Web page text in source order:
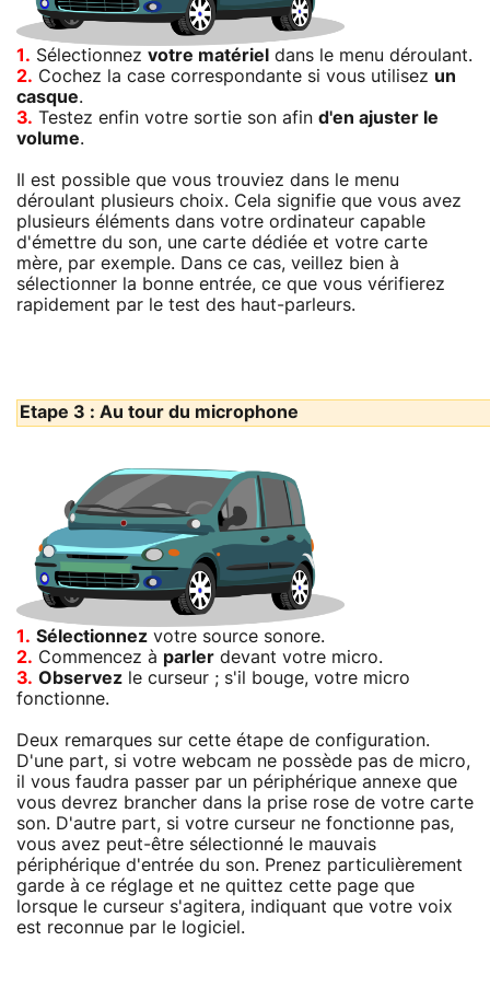
1. Sélectionnez votre matériel
dans le menu déroulant.
2. Cochez la case correspondante si vous utilisez un
casque.
3. Testez enfin votre sortie son afin d'en ajuster le
volume.
Il est possible que vous trouviez dans le menu
déroulant plusieurs choix. Cela signifie que vous avez
plusieurs éléments dans votre ordinateur capable
d'émettre du son, une carte dédiée et votre carte
mère, par exemple. Dans ce cas, veillez bien à
sélectionner la bonne entrée, ce que vous vérifierez
rapidement par le test des haut-parleurs.
Etape 3 : Au tour du microphone
1. Sélectionnez votre source sonore.
2. Commencez à parler devant votre micro.
3. Observez le curseur ; s'il bouge, votre micro
fonctionne.
Deux remarques sur cette étape de configuration.
D'une part, si votre webcam ne possède pas de micro,
il vous faudra passer par un périphérique annexe que
vous devrez brancher dans la prise rose de votre carte
son. D'autre part, si votre curseur ne fonctionne pas,
vous avez peut-être sélectionné le mauvais
périphérique d'entrée du son. Prenez particulièrement
garde à ce réglage et ne quittez cette page que
lorsque le curseur s'agitera, indiquant que votre voix
est reconnue par le logiciel.